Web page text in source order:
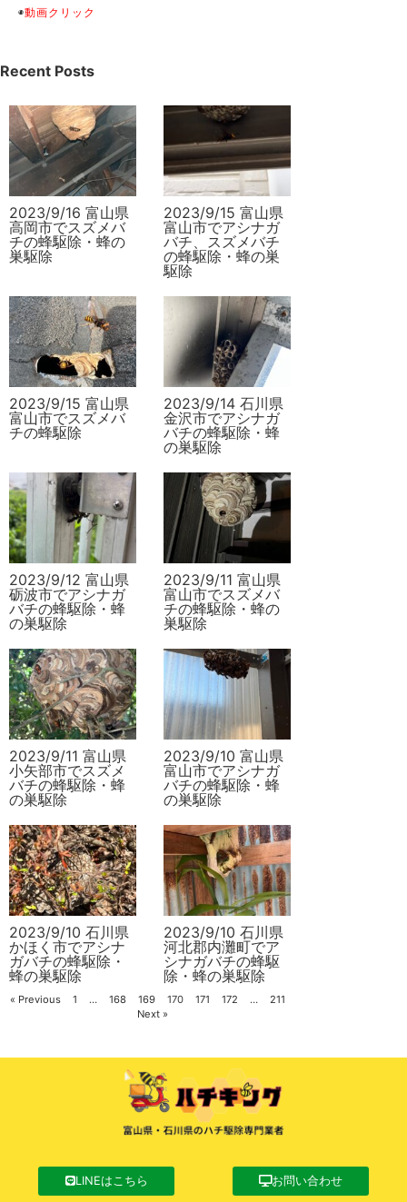
◉動画クリック
Recent Posts
2023/9/16 富山県
高岡市でスズメバ
チの蜂駆除・蜂の
巣駆除
2023/9/15 富山県
富山市でアシナガ
バチ、スズメバチ
の蜂駆除・蜂の巣
駆除
2023/9/15 富山県
富山市でスズメバ
チの蜂駆除
2023/9/14 石川県
金沢市でアシナガ
バチの蜂駆除・蜂
の巣駆除
2023/9/12 富山県
砺波市でアシナガ
バチの蜂駆除・蜂
の巣駆除
2023/9/11 富山県
富山市でスズメバ
チの蜂駆除・蜂の
巣駆除
2023/9/11 富山県
小矢部市でスズメ
バチの蜂駆除・蜂
の巣駆除
2023/9/10 富山県
富山市でアシナガ
バチの蜂駆除・蜂
の巣駆除
2023/9/10 石川県
かほく市でアシナ
ガバチの蜂駆除・
蜂の巣駆除
2023/9/10 石川県
河北郡内灘町でア
シナガバチの蜂駆
除・蜂の巣駆除
« Previous 1 … 168 169 170 171 172 …
211
Next »
LINEはこちら お問い合わせ